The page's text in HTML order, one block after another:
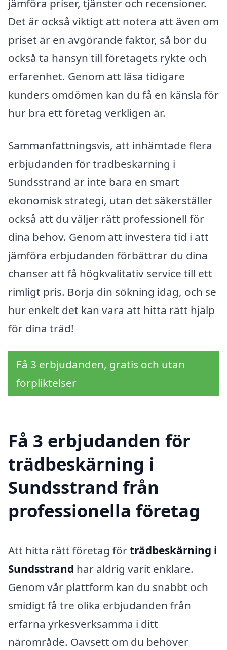
jämföra priser, tjänster och recensioner.
Det är också viktigt att notera att även om
priset är en avgörande faktor, så bör du
också ta hänsyn till företagets rykte och
erfarenhet. Genom att läsa tidigare
kunders omdömen kan du få en känsla för
hur bra ett företag verkligen är.
Sammanfattningsvis, att inhämtade flera
erbjudanden för trädbeskärning i
Sundsstrand är inte bara en smart
ekonomisk strategi, utan det säkerställer
också att du väljer rätt professionell för
dina behov. Genom att investera tid i att
jämföra erbjudanden förbättrar du dina
chanser att få högkvalitativ service till ett
rimligt pris. Börja din sökning idag, och se
hur enkelt det kan vara att hitta rätt hjälp
för dina träd!
Få 3 erbjudanden, gratis och utan
förpliktelser
Få 3 erbjudanden för
trädbeskärning i
Sundsstrand från
professionella företag
Att hitta rätt företag förträdbeskärning i
Sundsstrand har aldrig varit enklare.
Genom vår plattform kan du snabbt och
smidigt få tre olika erbjudanden från
erfarna yrkesverksamma i ditt
närområde. Oavsett om du behöver